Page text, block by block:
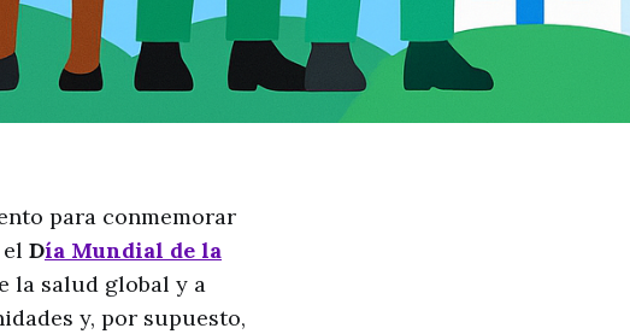
para conmemorar
Día Mundial de la
la salud global y a
y, por supuesto,